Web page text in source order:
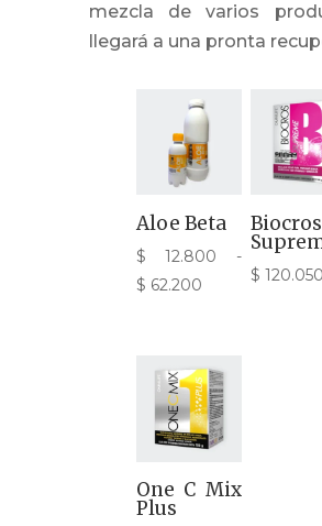
mezcla de varios
llegará a una pronta
Aloe Beta
$ 12.800
-
$ 62.200Rango
desde
$ 12.800
hasta
$ 62.200
Biocros
$ 120.050
One C Mix
Plus